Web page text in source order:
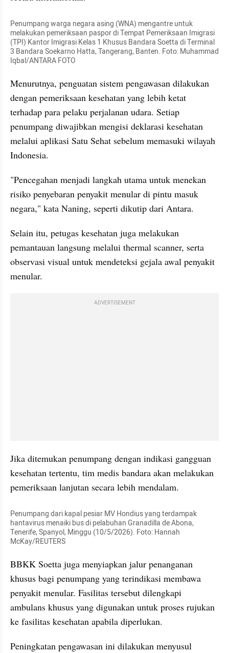
Penumpang warga negara asing (WNA) mengantre untuk
melakukan pemeriksaan paspor di Tempat Pemeriksaan Imigrasi
(TPI) Kantor Imigrasi Kelas 1 Khusus Bandara Soetta di Terminal
3 Bandara Soekarno Hatta, Tangerang, Banten. Foto: Muhammad
Iqbal/ANTARA FOTO
Menurutnya, penguatan sistem pengawasan dilakukan
dengan pemeriksaan kesehatan yang lebih ketat
terhadap para pelaku perjalanan udara. Setiap
penumpang diwajibkan mengisi deklarasi kesehatan
melalui aplikasi Satu Sehat sebelum memasuki wilayah
Indonesia.
"Pencegahan menjadi langkah utama untuk menekan
risiko penyebaran penyakit menular di pintu masuk
negara," kata Naning, seperti dikutip dari Antara.
Selain itu, petugas kesehatan juga melakukan
pemantauan langsung melalui thermal scanner, serta
observasi visual untuk mendeteksi gejala awal penyakit
menular.
ADVERTISEMENT
Jika ditemukan penumpang dengan indikasi gangguan
kesehatan tertentu, tim medis bandara akan melakukan
pemeriksaan lanjutan secara lebih mendalam.
Penumpang dari kapal pesiar MV Hondius yang terdampak
hantavirus menaiki bus di pelabuhan Granadilla de Abona,
Tenerife, Spanyol, Minggu (10/5/2026). Foto: Hannah
McKay/REUTERS
BBKK Soetta juga menyiapkan jalur penanganan
khusus bagi penumpang yang terindikasi membawa
penyakit menular. Fasilitas tersebut dilengkapi
ambulans khusus yang digunakan untuk proses rujukan
ke fasilitas kesehatan apabila diperlukan.
Peningkatan pengawasan ini dilakukan menyusul